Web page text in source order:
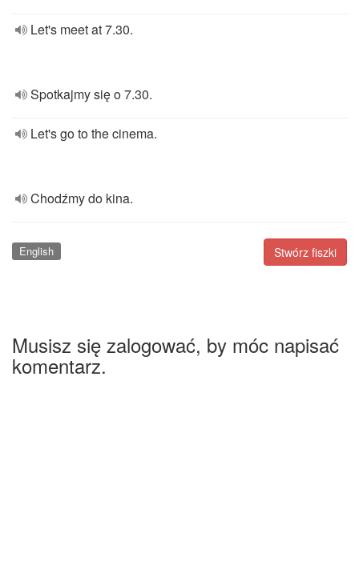
Let's meet at 7.30.
Spotkajmy się o 7.30.
Let's go to the cinema.
Chodźmy do kina.
Stwórz fiszki
English
Musisz się zalogować, by móc napisać
komentarz.